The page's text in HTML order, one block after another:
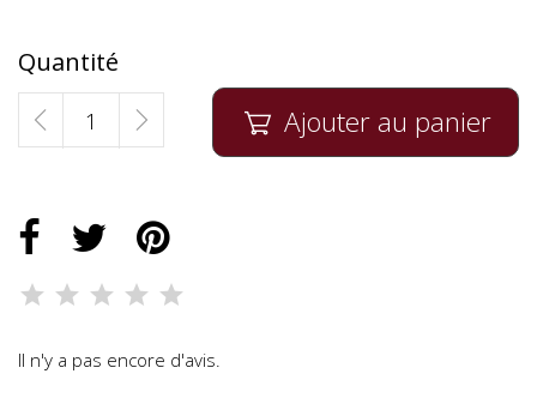
Quantité
 Ajouter au panier
Il n'y a pas encore d'avis.